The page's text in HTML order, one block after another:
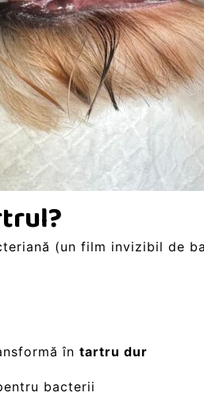
(un film invizibil de
în tartru dur
bacterii